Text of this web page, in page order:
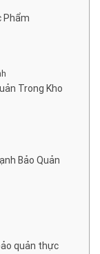
Phẩm
Trong Kho
Bảo Quản
quản thực